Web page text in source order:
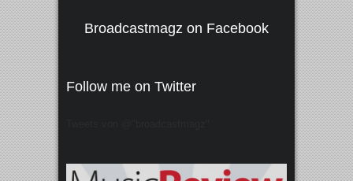
Broadcastmagz on Facebook
Follow me on Twitter